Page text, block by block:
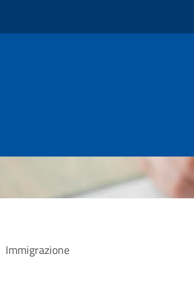
Immigrazione